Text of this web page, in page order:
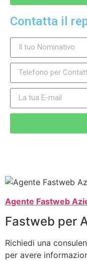
Contatta il
Agente Fastweb
Fastweb per
Richiedi una
per avere